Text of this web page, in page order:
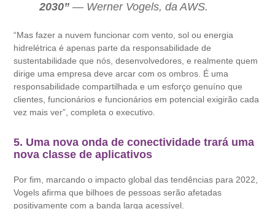
2030”— Werner Vogels, da AWS.
“Mas fazer a nuvem funcionar com vento, sol ou energia
hidrelétrica é apenas parte da responsabilidade de
sustentabilidade que nós, desenvolvedores, e realmente quem
dirige uma empresa deve arcar com os ombros. É uma
responsabilidade compartilhada e um esforço genuíno que
clientes, funcionários e funcionários em potencial exigirão cada
vez mais ver”, completa o executivo.
5. Uma nova onda de conectividade trará uma
nova classe de aplicativos
Por fim, marcando o impacto global das tendências para 2022,
Vogels afirma que bilhoes de pessoas serão afetadas
positivamente com a banda larga acessível.